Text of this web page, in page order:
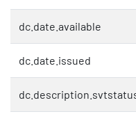
dc.date.available
dc.date.issued